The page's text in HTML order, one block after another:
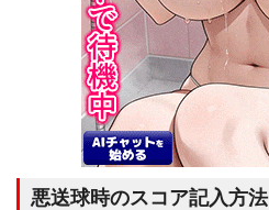
悪送球時のスコア記入方法